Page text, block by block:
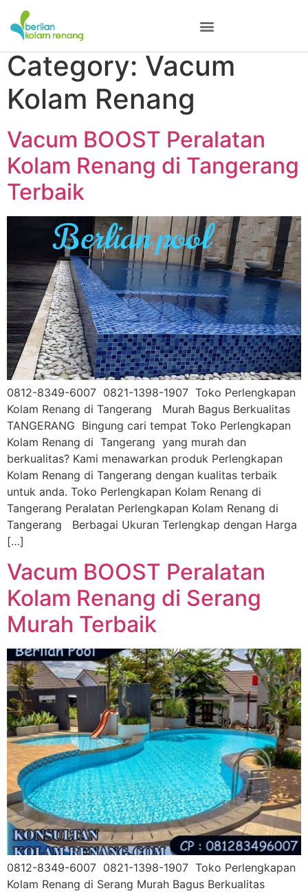
Category: Vacum
Kolam Renang
Vacum BOOST Peralatan
Kolam Renang di Tangerang
Terbaik
0812-8349-6007 0821-1398-1907 Toko Perlengkapan
Kolam Renang di Tangerang Murah Bagus Berkualitas
TANGERANG Bingung cari tempat Toko Perlengkapan
Kolam Renang di Tangerang yang murah dan
berkualitas? Kami menawarkan produk Perlengkapan
Kolam Renang di Tangerang dengan kualitas terbaik
untuk anda. Toko Perlengkapan Kolam Renang di
Tangerang Peralatan Perlengkapan Kolam Renang di
Tangerang Berbagai Ukuran Terlengkap dengan Harga
[…]
Vacum BOOST Peralatan
Kolam Renang di Serang
Murah Terbaik
0812-8349-6007 0821-1398-1907 Toko Perlengkapan
Kolam Renang di Serang Murah Bagus Berkualitas